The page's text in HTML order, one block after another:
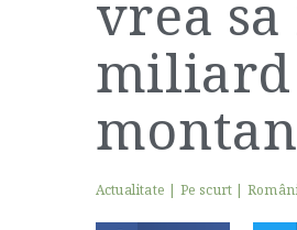
vrea sa
miliard
Actualitate | Pe scurt |